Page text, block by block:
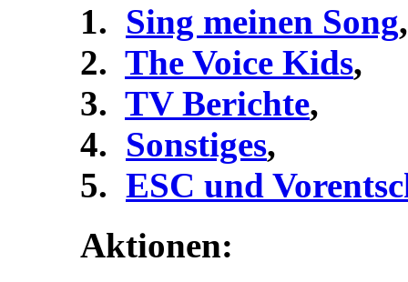
Sing meinen Song,
The Voice Kids,
TV Berichte,
Sonstiges,
ESC und
Aktionen: